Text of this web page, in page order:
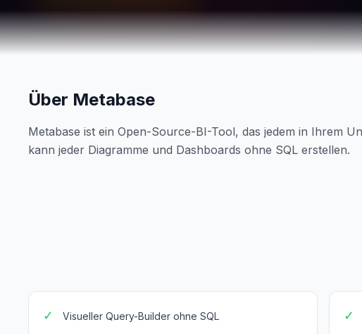
Über Metabase
Metabase ist ein Open-Source-BI-Tool, das jedem in Ihrem
kann jeder Diagramme und Dashboards ohne SQL erstellen.
✓ Visueller Query-Builder ohne SQL ✓